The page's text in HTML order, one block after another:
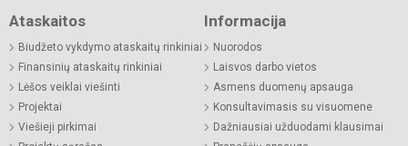
Ataskaitos
Biudžeto vykdymo ataskaitų rinkiniai
Finansinių ataskaitų rinkiniai
Lėšos veiklai viešinti
Projektai
Viešieji pirkimai
Informacija
Nuorodos
Laisvos darbo vietos
Asmens duomenų apsauga
Konsultavimasis su visuomene
Dažniausiai užduodami klausimai